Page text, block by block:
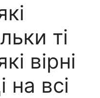
ті
вірні
на всі